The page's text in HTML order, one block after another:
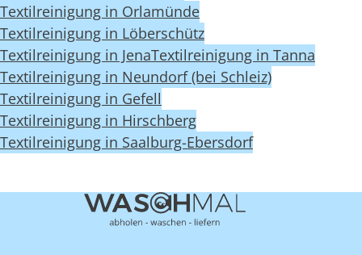
Textilreinigung in Orlamünde
Textilreinigung in Löberschütz
Textilreinigung in JenaTextilreinigung in Tanna
Textilreinigung in Neundorf (bei Schleiz)
Textilreinigung in Gefell
Textilreinigung in Hirschberg
Textilreinigung in Saalburg-Ebersdorf